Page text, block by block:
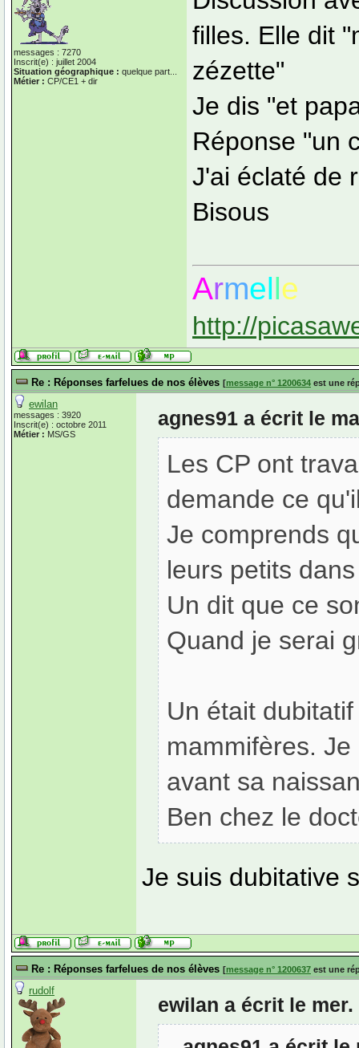
messages : 7270
Inscrit(e) : juillet 2004
Situation géographique : quelque part...
Métier : CP/CE1 + dir
filles. Elle dit
zézette"
Je dis "et
Réponse "un
J'ai éclaté de
Bisous
Armelle
http://
Re : Réponses farfelues de nos élèves [message n° 1200634 est une
ewilan
messages : 3920
Inscrit(e) : octobre 2011
Métier : MS/GS
agnes91 a écrit le
Les CP ont
demande ce
Je comprends
leurs petits
Un dit que ce
Quand je serai
Un était
mammifères.
avant sa
Ben chez le
Je suis dubitative
Re : Réponses farfelues de nos élèves [message n° 1200637 est une
rudolf
ewilan a écrit le